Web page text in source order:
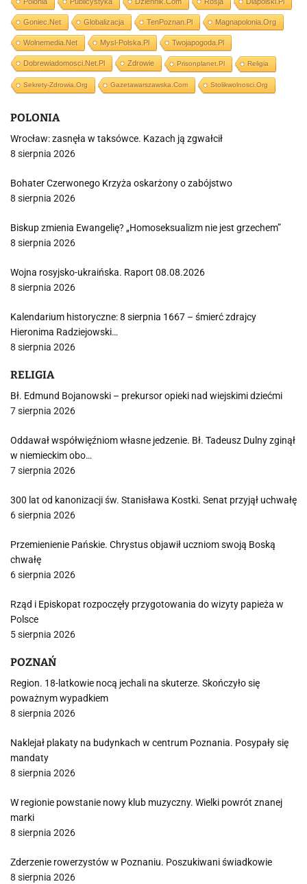
Goniec.net Globalizacja TenPoznan.pl Magnapolonia.org
Wolnemedia.net Mysl-Polska.pl Twojapogoda.pl
Dobrewiadomosci.net.pl Zdrowie Prisonplanet.pl Religia
Sekrety-Zdrowia.org Gazetawarszawska.com Stolikwolnosci.org
POLONIA
Wrocław: zasnęła w taksówce. Kazach ją zgwałcił
8 sierpnia 2026
Bohater Czerwonego Krzyża oskarżony o zabójstwo
8 sierpnia 2026
Biskup zmienia Ewangelię? „Homoseksualizm nie jest grzechem”
8 sierpnia 2026
Wojna rosyjsko-ukraińska. Raport 08.08.2026
8 sierpnia 2026
Kalendarium historyczne: 8 sierpnia 1667 – śmierć zdrajcy
Hieronima Radziejowski…
8 sierpnia 2026
RELIGIA
Bł. Edmund Bojanowski – prekursor opieki nad wiejskimi dziećmi
7 sierpnia 2026
Oddawał współwięźniom własne jedzenie. Bł. Tadeusz Dulny zginął
w niemieckim obo…
7 sierpnia 2026
300 lat od kanonizacji św. Stanisława Kostki. Senat przyjął uchwałę
6 sierpnia 2026
Przemienienie Pańskie. Chrystus objawił uczniom swoją Boską
chwałę
6 sierpnia 2026
Rząd i Episkopat rozpoczęły przygotowania do wizyty papieża w
Polsce
5 sierpnia 2026
POZNAŃ
Region. 18-latkowie nocą jechali na skuterze. Skończyło się
poważnym wypadkiem
8 sierpnia 2026
Naklejał plakaty na budynkach w centrum Poznania. Posypały się
mandaty
8 sierpnia 2026
W regionie powstanie nowy klub muzyczny. Wielki powrót znanej
marki
8 sierpnia 2026
Zderzenie rowerzystów w Poznaniu. Poszukiwani świadkowie
8 sierpnia 2026